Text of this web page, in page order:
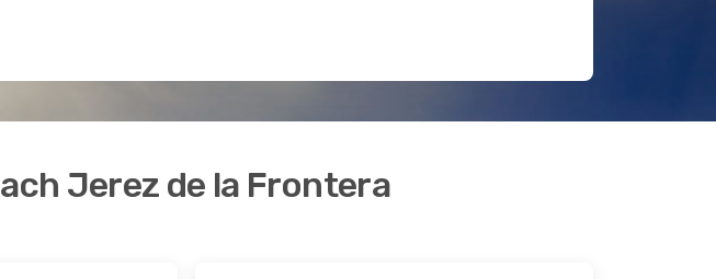
Jerez de la Frontera